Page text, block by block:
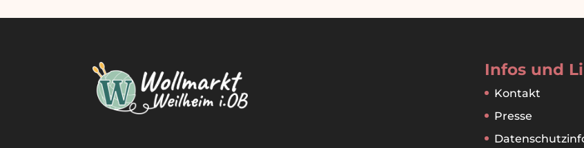
Infos und
Kontakt
Presse